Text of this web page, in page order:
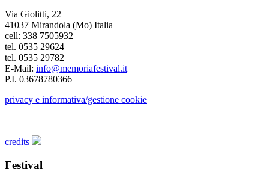
Via Giolitti, 22
41037 Mirandola (Mo) Italia
cell: 338 7505932
tel. 0535 29624
tel. 0535 29782
E-Mail: info@memoriafestival.it
P.I. 03678780366
privacy e informativa/gestione cookie
credits
Festival